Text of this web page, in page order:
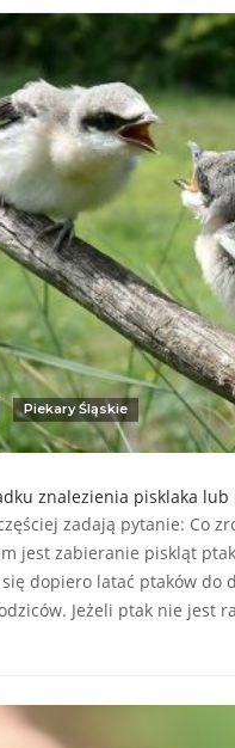
Piekary Śląskie
znalezienia pisklaka lub
zadają pytanie: Co
jest zabieranie piskląt
dopiero latać ptaków do
Jeżeli ptak nie jest